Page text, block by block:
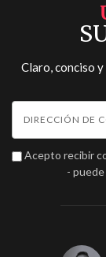
Claro, conciso
Acepto recibir
-